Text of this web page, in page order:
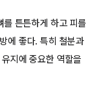
를 튼튼하게 하고 피를
에 좋다. 특히 철분과
지에 중요한 역할을